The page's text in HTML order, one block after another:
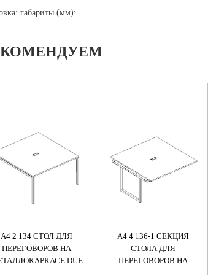
габариты (мм):
А4 2 134 СТОЛ ДЛЯ
ПЕРЕГОВОРОВ НА
DUE
А4 4 136-1 СЕКЦИЯ
СТОЛА ДЛЯ
ПЕРЕГОВОРОВ НА